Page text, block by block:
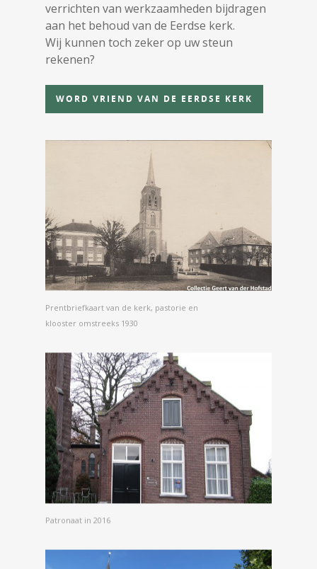
verrichten van werkzaamheden bijdragen
aan het behoud van de Eerdse kerk.
Wij kunnen toch zeker op uw steun
rekenen?
WORD VRIEND VAN DE EERDSE KERK
Prentbriefkaart van de kerk, pastorie en
klooster omstreeks 1930
Patronaat in 2016